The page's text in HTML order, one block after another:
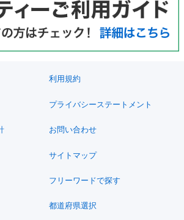
利用規約
プライバシーステートメント
お問い合わせ
サイトマップ
フリーワードで探す
都道府県選択